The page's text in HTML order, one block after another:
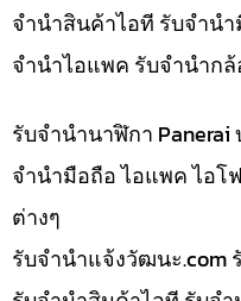
จำนำสินค้าไอที รับจำน
จำนำไอแพค รับจำนำกล้
รับจำนำนาฬิกา
จำนำมือถือ ไอแพค ไอโ
ต่างๆ
รับจํานําแจ้งวัฒนะ.com